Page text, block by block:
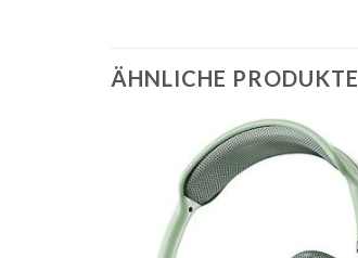
ÄHNLICHE PRODUKTE